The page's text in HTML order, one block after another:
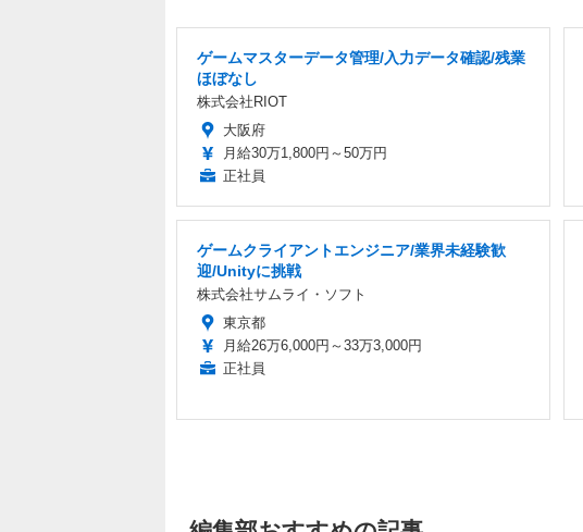
ゲームマスターデータ管理/入力データ確認/残業
ほぼなし
株式会社RIOT
大阪府
月給30万1,800円～50万円
正社員
ゲームクライアントエンジニア/業界未経験歓
迎/Unityに挑戦
株式会社サムライ・ソフト
東京都
月給26万6,000円～33万3,000円
正社員